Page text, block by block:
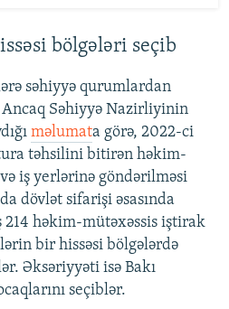
bölgələri seçib
səhiyyə qurumlardan
Səhiyyə Nazirliyinin
məlumata görə, 2022-ci
təhsilini bitirən həkim-
iş yerlərinə göndərilməsi
dövlət sifarişi əsasında
həkim-mütəxəssis iştirak
bir hissəsi bölgələrdə
Əksəriyyəti isə Bakı
seçiblər.